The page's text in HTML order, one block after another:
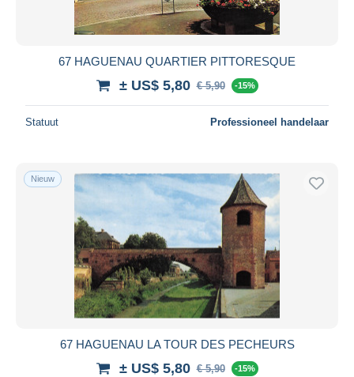
67 HAGUENAU QUARTIER PITTORESQUE
± US$ 5,80 € 5,90 -15%
Statuut Professioneel handelaar
Nieuw
67 HAGUENAU LA TOUR DES PECHEURS
± US$ 5,80 € 5,90 -15%